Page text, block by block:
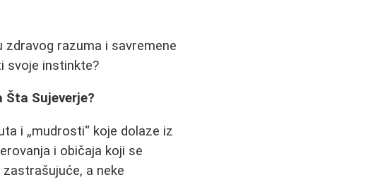
razuma i savremene
svoje instinkte?
Sujeverje?
i „mudrosti“ koje dolaze iz
i običaja koji se
a neke